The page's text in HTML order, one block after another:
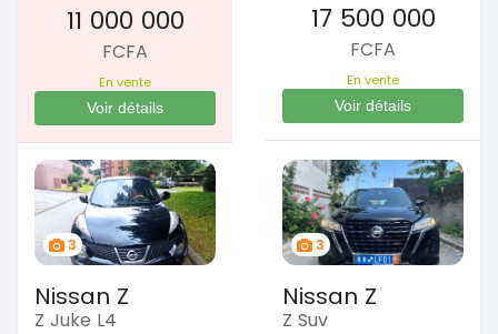
11 000 000
FCFA
En vente
Voir détails
17 500 000
FCFA
En vente
Voir détails
3
Nissan Z
Z Juke L4
3
Nissan Z
Z Suv